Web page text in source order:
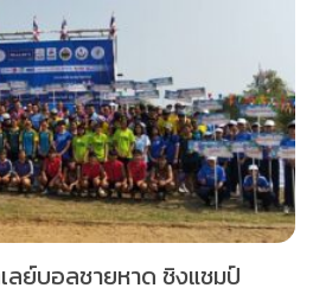
ย์บอลชายหาด ชิงแชมป์